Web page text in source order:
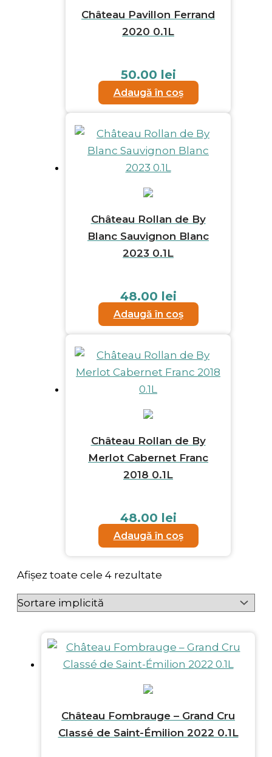
Château Pavillon Ferrand
2020 0.1L
50.00 lei
Adaugă în coș
Château Rollan de By
Blanc Sauvignon Blanc
2023 0.1L
48.00 lei
Adaugă în coș
Château Rollan de By
Merlot Cabernet Franc
2018 0.1L
48.00 lei
Adaugă în coș
Afișez toate cele 4 rezultate
Château Fombrauge – Grand Cru
Classé de Saint-Émilion 2022 0.1L